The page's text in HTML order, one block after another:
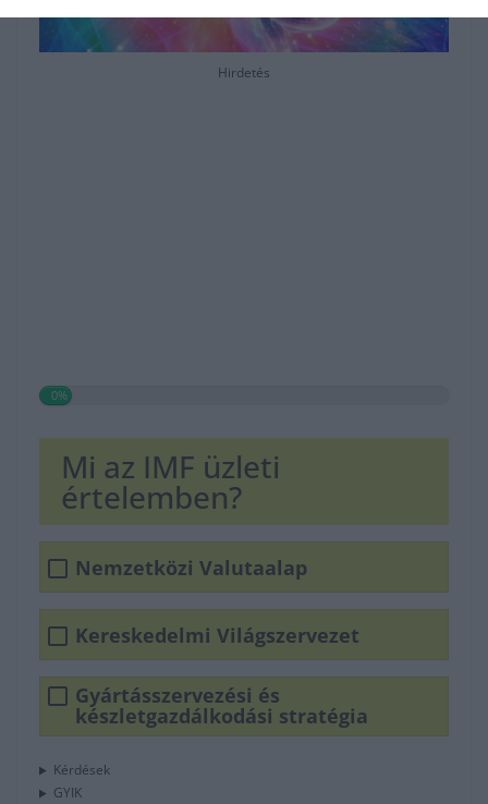
Hirdetés
0%
Mi az IMF üzleti
értelemben?
Nemzetközi Valutaalap
Kereskedelmi Világszervezet
Gyártásszervezési és
készletgazdálkodási stratégia
Kérdések
GYIK